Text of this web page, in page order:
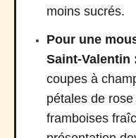
moins sucrés.
Pour une
Saint-Valentin
coupes à
pétales de
framboises